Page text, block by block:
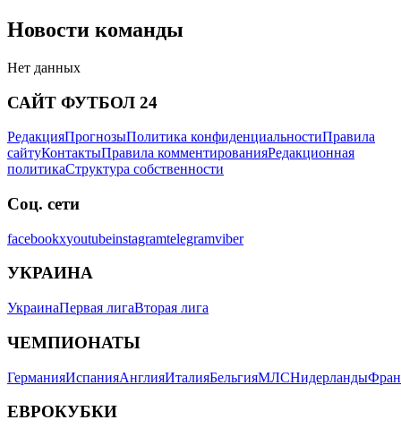
Новости команды
Нет данных
САЙТ ФУТБОЛ 24
РедакцияПрогнозыПолитика конфиденциальностиПравила
сайтуКонтактыПравила комментированияРедакционная
политикаСтруктура собственности
Соц. сети
facebookxyoutubeinstagramtelegramviber
УКРАИНА
УкраинаПервая лигаВторая лига
ЧЕМПИОНАТЫ
ГерманияИспанияАнглияИталияБельгияМЛСНидерланды
ЕВРОКУБКИ